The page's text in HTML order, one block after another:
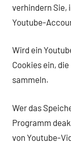
verhindern Sie,
Youtube-
Wird ein
Cookies ein,
sammeln.
Wer das
Programm
von Youtube-